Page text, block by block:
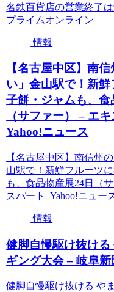
名鉄百貨店の営業終了
プライムオンライン
情報
【名古屋中区】南
い」金山駅で！新
子餅・ジャムも、食
（サファー） – エ
Yahoo!ニュース
【名古屋中区】南信州
山駅で！新鮮フルーツ
も、食品物産展24日（
スパート Yahoo!ニュー
情報
健脚自慢駆け抜ける
ギング大会 – 岐阜
健脚自慢駆け抜ける や